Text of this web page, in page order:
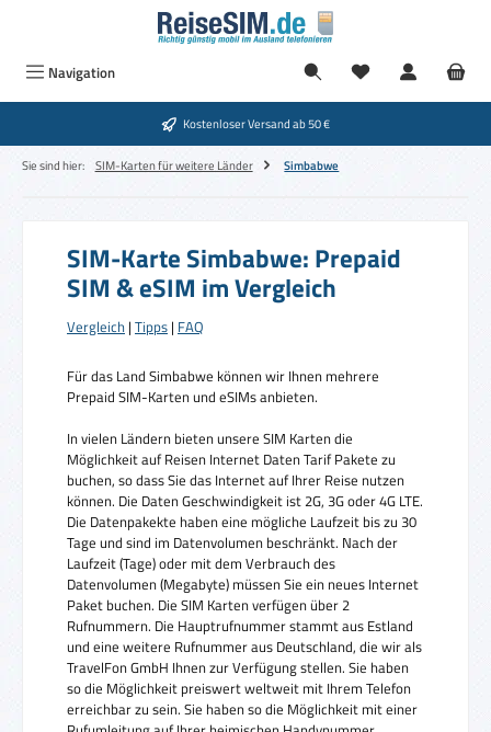
Zum Hauptinhalt springen
Navigation
Kostenloser Versand ab 50 €
Sie sind hier: SIM-Karten für weitere Länder Simbabwe
SIM-Karte Simbabwe: Prepaid
SIM & eSIM im Vergleich
Vergleich | Tipps | FAQ
Für das Land Simbabwe können wir Ihnen mehrere
Prepaid SIM-Karten und eSIMs anbieten.
In vielen Ländern bieten unsere SIM Karten die
Möglichkeit auf Reisen Internet Daten Tarif Pakete zu
buchen, so dass Sie das Internet auf Ihrer Reise nutzen
können. Die Daten Geschwindigkeit ist 2G, 3G oder 4G LTE.
Die Datenpakekte haben eine mögliche Laufzeit bis zu 30
Tage und sind im Datenvolumen beschränkt. Nach der
Laufzeit (Tage) oder mit dem Verbrauch des
Datenvolumen (Megabyte) müssen Sie ein neues Internet
Paket buchen. Die SIM Karten verfügen über 2
Rufnummern. Die Hauptrufnummer stammt aus Estland
und eine weitere Rufnummer aus Deutschland, die wir als
TravelFon GmbH Ihnen zur Verfügung stellen. Sie haben
so die Möglichkeit preiswert weltweit mit Ihrem Telefon
erreichbar zu sein. Sie haben so die Möglichkeit mit einer